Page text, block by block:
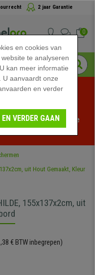
2 jaar Garantie
0
bij bureaustoelpro!
tijd - Bekijk de
155x137x2cm, uit
€ BTW inbegrepen)
en cookies van
te analyseren
kan meer informatie
. U aanvaardt onze
en verder
VERDER GAAN